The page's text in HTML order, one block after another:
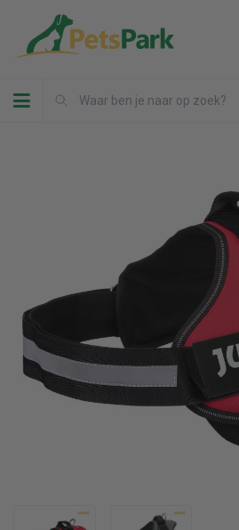
Toggle navigation
Uw
Vul hem met